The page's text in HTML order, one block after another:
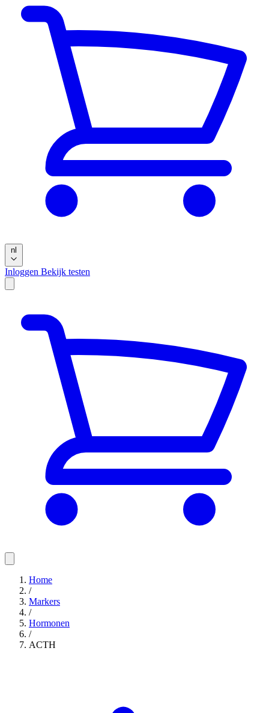
nl
Inloggen Bekijk testen
Home
/
Markers
/
Hormonen
/
ACTH